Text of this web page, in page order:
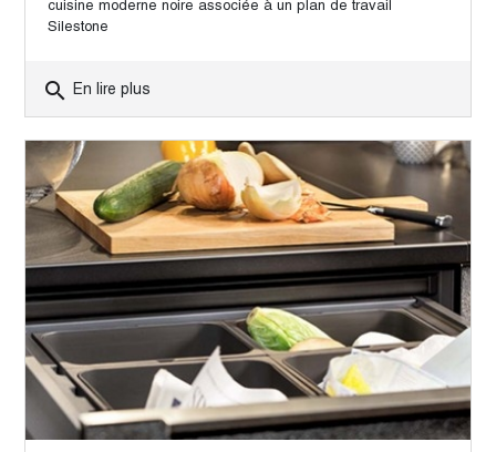
cuisine moderne noire associée à un plan de travail
Silestone
search En lire plus